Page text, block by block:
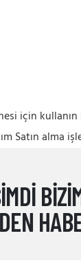
için
Satın alma